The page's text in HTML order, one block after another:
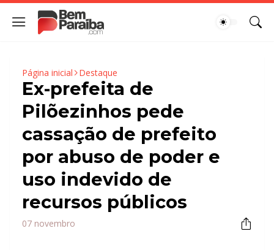
Página inicial Destaque
Ex-prefeita de
Pilõezinhos pede
cassação de prefeito
por abuso de poder e
uso indevido de
recursos públicos
07 novembro